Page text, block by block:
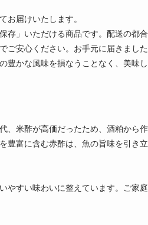
お届けいたします。
存」いただける商品です。配送の都
ご安心ください。お手元に届きまし
豊かな風味を損なうことなく、美味
、米酢が高価だったため、酒粕から
豊富に含む赤酢は、魚の旨味を引き
やすい味わいに整えています。ご家